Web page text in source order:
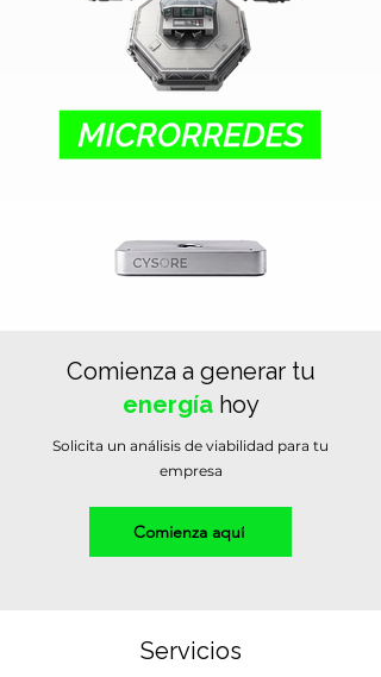
Comienza a generar tu
energía hoy
Solicita un análisis de viabilidad para tu
empresa
Comienza aquí
Servicios